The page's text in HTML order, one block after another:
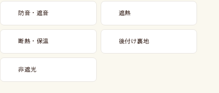
防音・遮音 遮熱
断熱・保温 後付け裏地
非遮光